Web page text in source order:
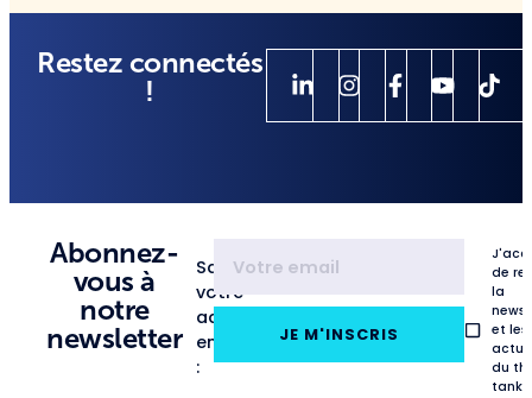
Restez connectés
!
Abonnez-
vous à
notre
newsletter
Saisissez
votre
adresse
email
:
JE M'INSCRIS
de
la
et les
du
tank